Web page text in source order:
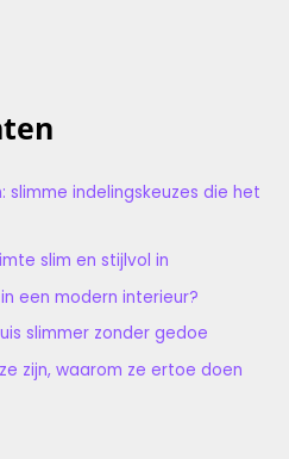
slimme indelingskeuzes die het
slim en stijlvol in
een modern interieur?
slimmer zonder gedoe
zijn, waarom ze ertoe doen